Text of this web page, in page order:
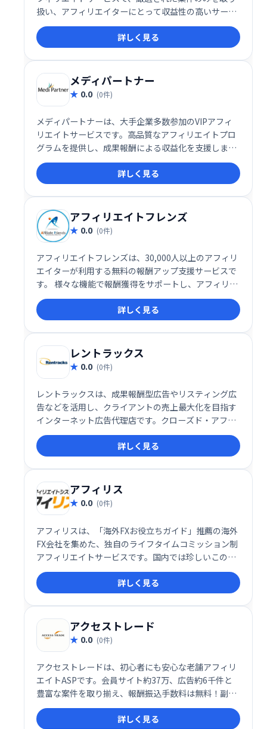
扱い、アフィリエイターにとって収益性の高いサービ
スを提供します。経験豊富なアフィリエイターから初
心者まで幅広いユーザーにとって、安定した収益を目
指せる仕組みを提供しています。
詳しく見る
メディパートナー
0.0 (0件)
メディパートナーは、大手企業多数参加のVIPアフィ
リエイトサービスです。高品質なアフィリエイトプロ
グラムを提供し、成果報酬による収益化を支援しま
す。
詳しく見る
アフィリエイトフレンズ
0.0 (0件)
アフィリエイトフレンズは、30,000人以上のアフィリ
エイターが利用する無料の報酬アップ支援サービスで
す。 様々な機能で報酬獲得をサポートし、アフィリエ
イト活動の効率化を促進します。 無料で利用でき、手
軽に始められるので、初心者からベテランまで幅広く
活用できます。アフィリエイト活動の成功を支援しま
す。
詳しく見る
レントラックス
0.0 (0件)
レントラックスは、成果報酬型広告やリスティング広
告などを活用し、クライアントの売上最大化を目指す
インターネット広告代理店です。クローズド・アフィ
リエイトネットワークによるASP事業も展開してお
り、効果的な広告戦略でビジネス成長をサポートしま
す。
詳しく見る
アフィリス
0.0 (0件)
アフィリスは、「海外FXお役立ちガイド」推薦の海外
FX会社を集めた、独自のライフタイムコミッション制
アフィリエイトサービスです。国内では珍しいこのシ
ステムにより、長期的な収益獲得を目指せます。
詳しく見る
アクセストレード
0.0 (0件)
アクセストレードは、初心者にも安心な老舗アフィリ
エイトASPです。会員サイト約37万、広告約6千件と
豊富な案件を取り揃え、報酬振込手数料は無料！副収
入獲得を目指すなら、充実のサポート体制と豊富な情
報で成功へ導くアクセストレードをご利用ください。
詳しく見る